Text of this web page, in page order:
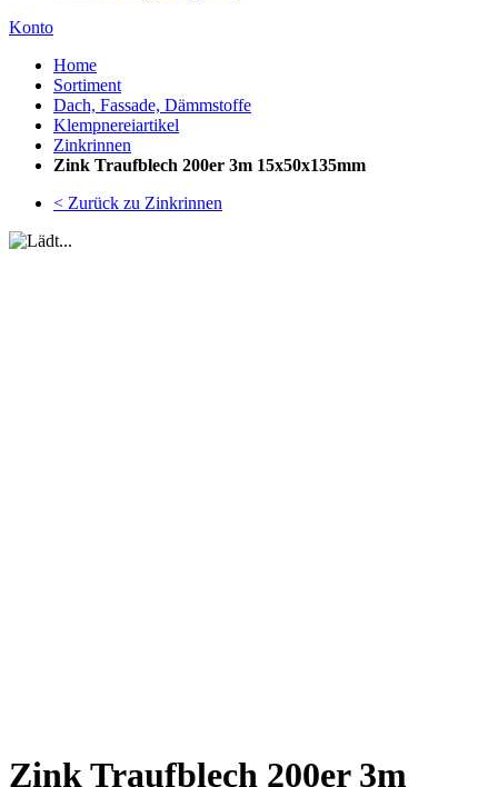
Konto
Home
Sortiment
Dach, Fassade, Dämmstoffe
Klempnereiartikel
Zinkrinnen
Zink Traufblech 200er 3m 15x50x135mm
< Zurück zu Zinkrinnen
Zink Traufblech 200er 3m